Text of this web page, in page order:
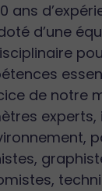
ans
d’une
de notre
experts,